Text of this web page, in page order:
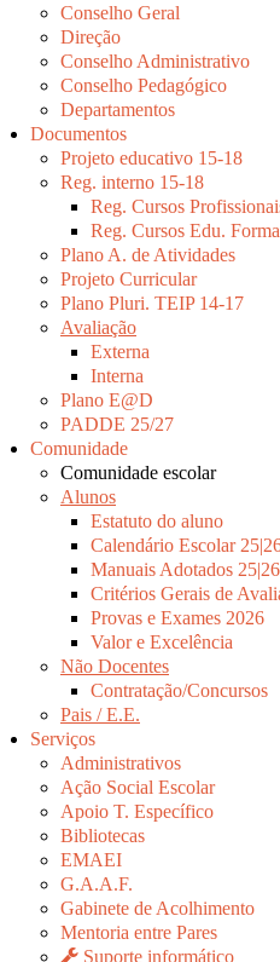
Conselho Geral
Direção
Conselho Administrativo
Conselho Pedagógico
Departamentos
Documentos
Projeto educativo 15-18
Reg. interno 15-18
Reg. Cursos
Reg. Cursos Edu.
Plano A. de Atividades
Projeto Curricular
Plano Pluri. TEIP 14-17
Avaliação
Externa
Interna
Plano E@D
PADDE 25/27
Comunidade
Comunidade escolar
Alunos
Estatuto do aluno
Calendário Escolar
Manuais Adotados 25|26
Critérios Gerais de
Provas e Exames 2026
Valor e Excelência
Não Docentes
Contratação/Concursos
Pais / E.E.
Serviços
Administrativos
Ação Social Escolar
Apoio T. Específico
Bibliotecas
EMAEI
G.A.A.F.
Gabinete de Acolhimento
Mentoria entre Pares
Suporte informático